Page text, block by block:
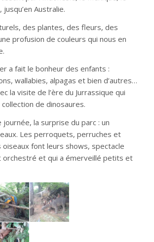
jusqu’en Australie.
des plantes, des fleurs, des
profusion de couleurs qui nous en
a fait le bonheur des enfants :
wallabies, alpagas et bien d’autres…
la visite de l’ère du Jurrassique qui
de dinosaures.
la surprise du parc : un
Les perroquets, perruches et
font leurs shows, spectacle
orchestré et qui a émerveillé petits et